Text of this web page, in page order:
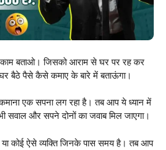
बताओ। जिसको आराम से घर पर रह कर
बैठे पैसे कैसे कमाए के बारे में बताऊंगा।
एक सपना लग रहा है। तब आप ये ध्यान में
और सपने दोनों का जवाब मिल जाएगा।
या कोई ऐसे व्यक्ति जिनके पास समय है। तब आप